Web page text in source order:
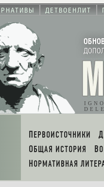
ДЕТВОЕНЛИТ
ПЕРВОИСТОЧНИКИ
ОБЩАЯ ИСТОРИЯ
НОРМАТИВНАЯ